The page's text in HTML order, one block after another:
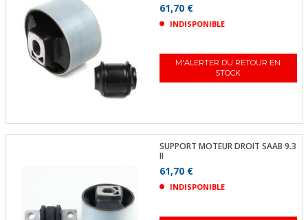
61,70 €
INDISPONIBLE
M'ALERTER DU RETOUR EN
STOCK
SUPPORT MOTEUR DROIT SAAB 9.3
II
61,70 €
INDISPONIBLE